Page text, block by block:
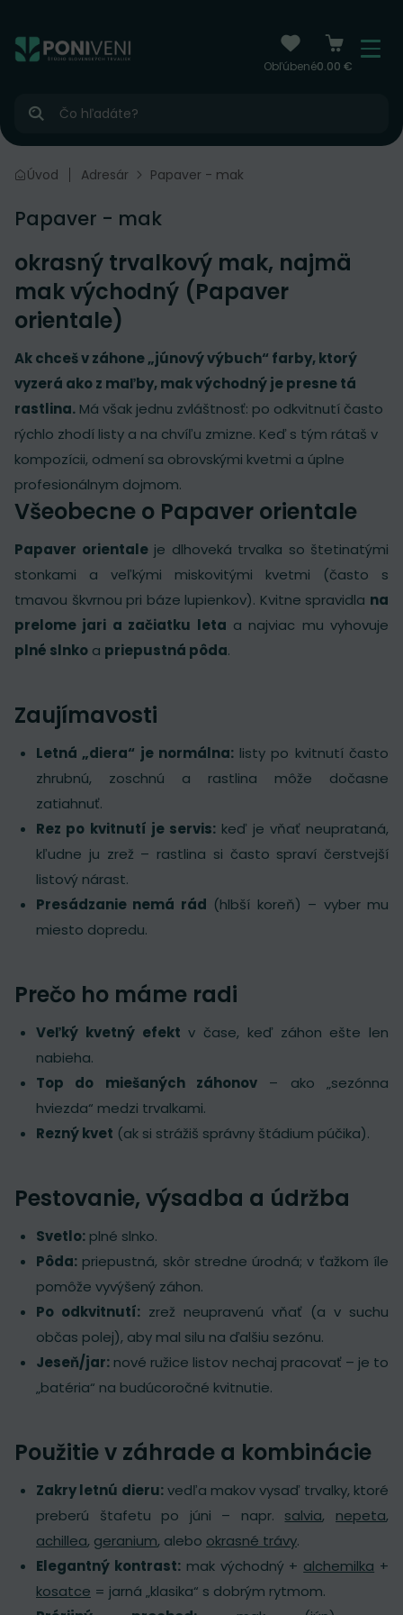
Obľúbené0.00 €
Menu
Hľadať
Úvod Adresár Papaver - mak
Papaver - mak
okrasný trvalkový mak, najmä
mak východný (Papaver
orientale)
Ak chceš v záhone „júnový výbuch“ farby, ktorý
vyzerá ako z maľby, mak východný je presne tá
rastlina. Má však jednu zvláštnosť: po odkvitnutí často
rýchlo zhodí listy a na chvíľu zmizne. Keď s tým rátaš v
kompozícii, odmení sa obrovskými kvetmi a úplne
profesionálnym dojmom.
Všeobecne o Papaver orientale
Papaver orientaleje dlhoveká trvalka so štetinatými
stonkami a veľkými miskovitými kvetmi (často s
tmavou škvrnou pri báze lupienkov). Kvitne spravidla na
prelome jari a začiatku leta a najviac mu vyhovuje
plné slnko a priepustná pôda.
Zaujímavosti
Letná „diera“ je normálna:listy po kvitnutí často
zhrubnú, zoschnú a rastlina môže dočasne
zatiahnuť.
Rez po kvitnutí je servis: keď je vňať neuprataná,
kľudne ju zrež – rastlina si často spraví čerstvejší
listový nárast.
Presádzanie nemá rád (hlbší koreň) – vyber mu
miesto dopredu.
Prečo ho máme radi
Veľký kvetný efekt v čase, keď záhon ešte len
nabieha.
Top do miešaných záhonov – ako „sezónna
hviezda“ medzi trvalkami.
Rezný kvet (ak si strážiš správny štádium púčika).
Pestovanie, výsadba a údržba
Svetlo: plné slnko.
Pôda: priepustná, skôr stredne úrodná; v ťažkom íle
pomôže vyvýšený záhon.
Po odkvitnutí: zrež neupravenú vňať (a v suchu
občas polej), aby mal silu na ďalšiu sezónu.
Jeseň/jar: nové ružice listov nechaj pracovať – je to
„batéria“ na budúcoročné kvitnutie.
Použitie v záhrade a kombinácie
Zakry letnú dieru:vedľa makov vysaď trvalky, ktoré
preberú štafetu po júni – napr. salvia, nepeta,
achillea, geranium, alebo okrasné trávy.
Elegantný kontrast:mak východný + alchemilka +
kosatce = jarná „klasika“ s dobrým rytmom.